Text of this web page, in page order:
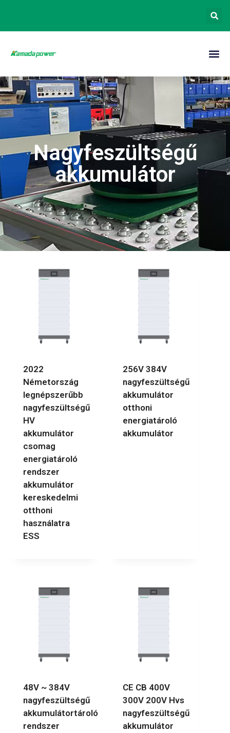
Nagyfeszültségű
akkumulátor
2022
Németország
legnépszerűbb
nagyfeszültségű
HV
akkumulátor
csomag
energiatároló
rendszer
akkumulátor
kereskedelmi
otthoni
használatra
ESS
256V 384V
nagyfeszültségű
akkumulátor
otthoni
energiatároló
akkumulátor
48V ~ 384V
nagyfeszültségű
akkumulátortároló
rendszer
CE CB 400V
300V 200V Hvs
nagyfeszültségű
akkumulátor